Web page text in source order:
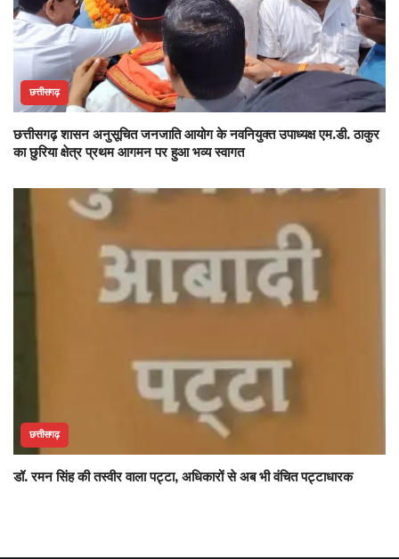
छत्तीसगढ़
छत्तीसगढ़ शासन अनुसूचित जनजाति आयोग के नवनियुक्त उपाध्यक्ष एम.डी. ठाकुर
का छुरिया क्षेत्र प्रथम आगमन पर हुआ भव्य स्वागत
छत्तीसगढ़
डॉ. रमन सिंह की तस्वीर वाला पट्टा, अधिकारों से अब भी वंचित पट्टाधारक